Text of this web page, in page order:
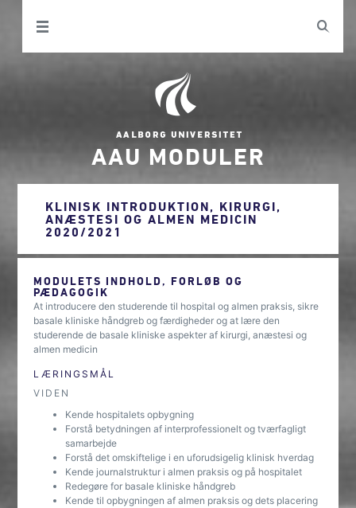
AAU MODULER
KLINISK INTRODUKTION, KIRURGI,
ANÆSTESI OG ALMEN MEDICIN
2020/2021
MODULETS INDHOLD, FORLØB OG
PÆDAGOGIK
At introducere den studerende til hospital og almen praksis, sikre
basale kliniske håndgreb og færdigheder og at lære den
studerende de basale kliniske aspekter af kirurgi, anæstesi og
almen medicin
LÆRINGSMÅL
VIDEN
Kende hospitalets opbygning
Forstå betydningen af interprofessionelt og tværfagligt
samarbejde
Forstå det omskiftelige i en uforudsigelig klinisk hverdag
Kende journalstruktur i almen praksis og på hospitalet
Redegøre for basale kliniske håndgreb
Kende til opbygningen af almen praksis og dets placering